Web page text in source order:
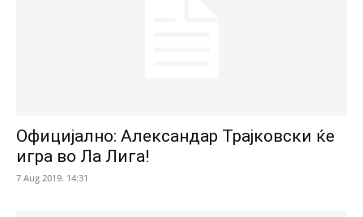
Официјално: Александар Трајковски ќе
игра во Ла Лига!
7 Aug 2019. 14:31